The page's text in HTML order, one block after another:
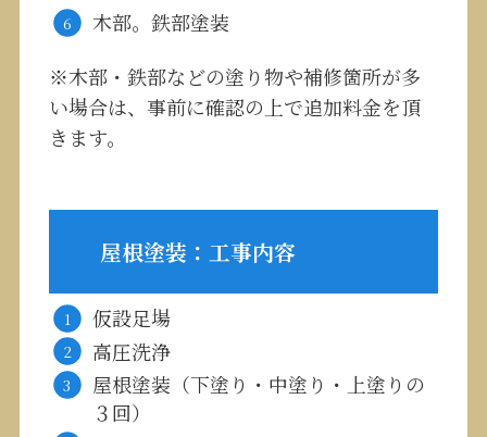
木部。鉄部塗装
※木部・鉄部などの塗り物や補修箇所が多
い場合は、事前に確認の上で追加料金を頂
きます。
屋根塗装：工事内容
仮設足場
高圧洗浄
屋根塗装（下塗り・中塗り・上塗りの
３回）